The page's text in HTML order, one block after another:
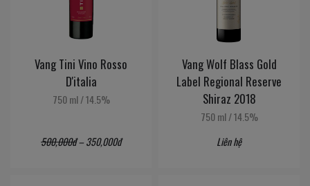
Vang Tini Vino Rosso
D'italia
750 ml /14.5%
500,000đ–350,000đ
Vang Wolf Blass Gold
Label Regional Reserve
Shiraz 2018
750 ml /14.5%
Liên hệ